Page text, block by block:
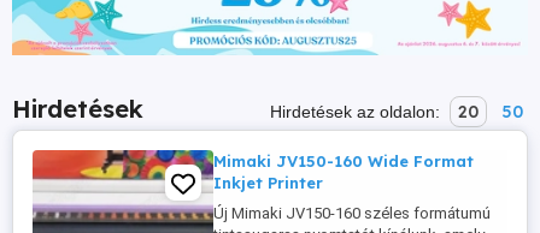
Hirdetések Hirdetések az oldalon: 20 50
Mimaki JV150-160 Wide Format
Inkjet Printer
Új Mimaki JV150-160 széles formátumú